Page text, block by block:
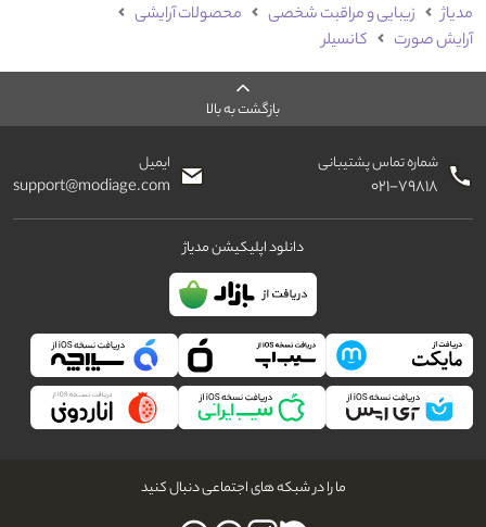
مدیاژ زیبایی و مراقبت شخصی
محصولات آرایشی
آرایش صورت
کانسیلر
بازگشت به بالا
شماره تماس پشتیبانی
۰۲۱-۷۹۸۱۸
ایمیل
support@modiage.com
دانلود اپلیکیشن مدیاژ
ما را در شبکه های اجتماعی دنبال کنید